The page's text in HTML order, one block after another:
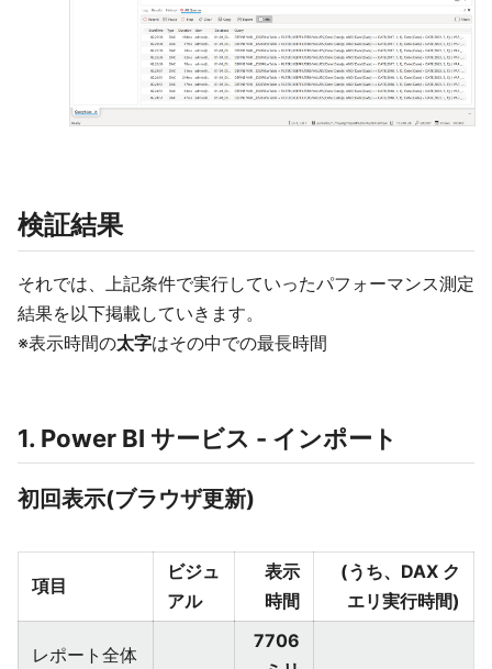
検証結果
それでは、上記条件で実行していったパフォーマンス測定
結果を以下掲載していきます。
※表示時間の太字はその中での最長時間
1. Power BI サービス - インポート
初回表示(ブラウザ更新)
項目
ビジュ
アル
表示
時間
(うち、DAX ク
エリ実行時間)
レポート全体
7706